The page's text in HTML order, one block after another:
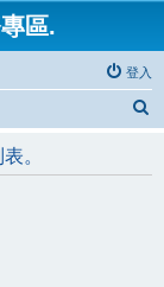
區.
登入
。